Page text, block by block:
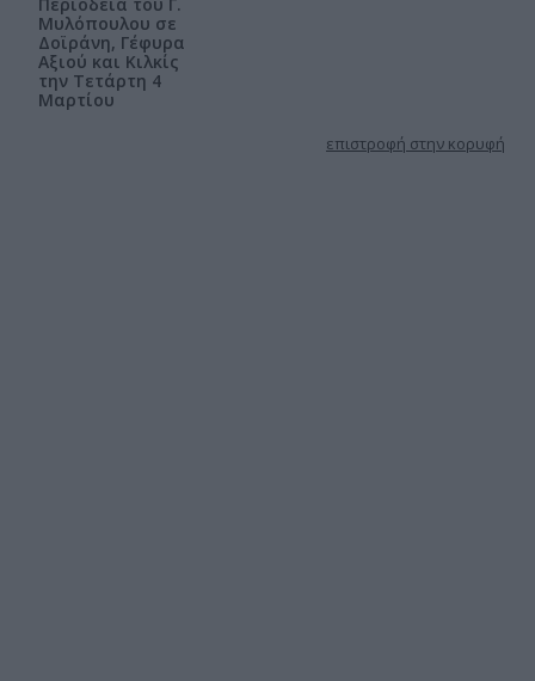
Μυλόπουλου σε
Δοϊράνη, Γέφυρα
Αξιού και Κιλκίς
την Τετάρτη 4
Μαρτίου
επιστροφή στην κορυφή